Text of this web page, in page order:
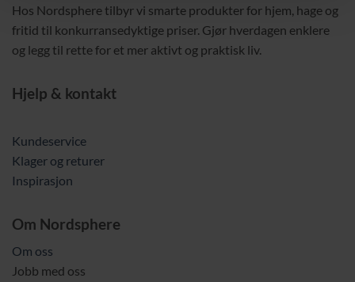
Hos Nordsphere tilbyr vi smarte produkter for hjem, hage og
fritid til konkurransedyktige priser. Gjør hverdagen enklere
og legg til rette for et mer aktivt og praktisk liv.
Hjelp & kontakt
Kundeservice
Klager og returer
Inspirasjon
Om Nordsphere
Om oss
Jobb med oss